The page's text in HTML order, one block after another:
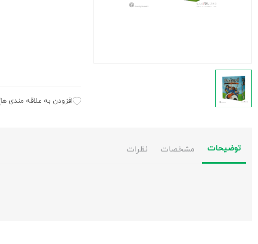
افزودن به علاقه مندی ها
توضیحات مشخصات نظرات